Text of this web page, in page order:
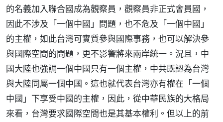
的名義加入聯合國成為觀察員，觀察員非正式會員國，
因此不涉及「一個中國」問題，也不危及「一個中國」
的主權，如此台灣可實質參與國際事務，也可以解決參
與國際空間的問題，更不影響將來兩岸統一。況且，中
國大陸也強調一個中國只有一個主權，中共既認為台灣
與大陸同屬一個中國。這也就代表台灣亦有權在「一個
中國」下享受中國的主權，因此，從中華民族的大格局
來看，台灣要求國際空間也是其基本權利。但以上的前